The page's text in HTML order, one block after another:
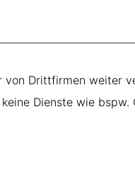
von Drittfirmen weiter
Dienste wie bspw.